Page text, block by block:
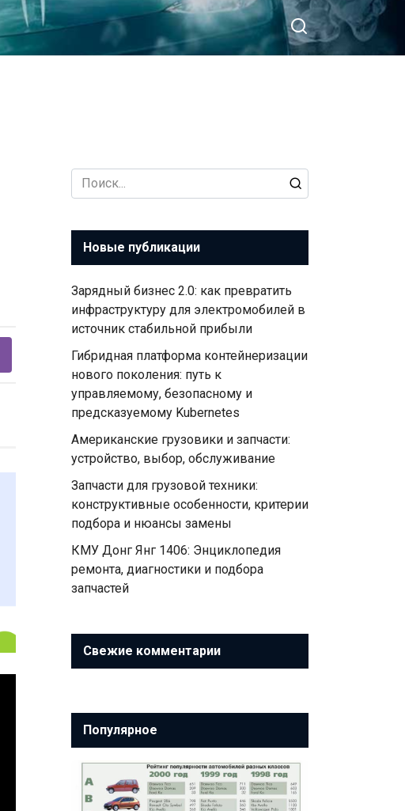
Search
for:
Новые публикации
Зарядный бизнес 2.0: как превратить
инфраструктуру для электромобилей в
источник стабильной прибыли
Гибридная платформа контейнеризации
нового поколения: путь к
управляемому, безопасному и
предсказуемому Kubernetes
Американские грузовики и запчасти:
устройство, выбор, обслуживание
Запчасти для грузовой техники:
конструктивные особенности, критерии
подбора и нюансы замены
КМУ Донг Янг 1406: Энциклопедия
ремонта, диагностики и подбора
запчастей
Свежие комментарии
Популярное